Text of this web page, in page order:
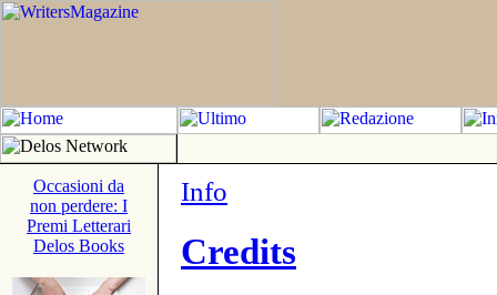
Occasioni da
non perdere: I
Premi Letterari
Delos Books
Info
Credits